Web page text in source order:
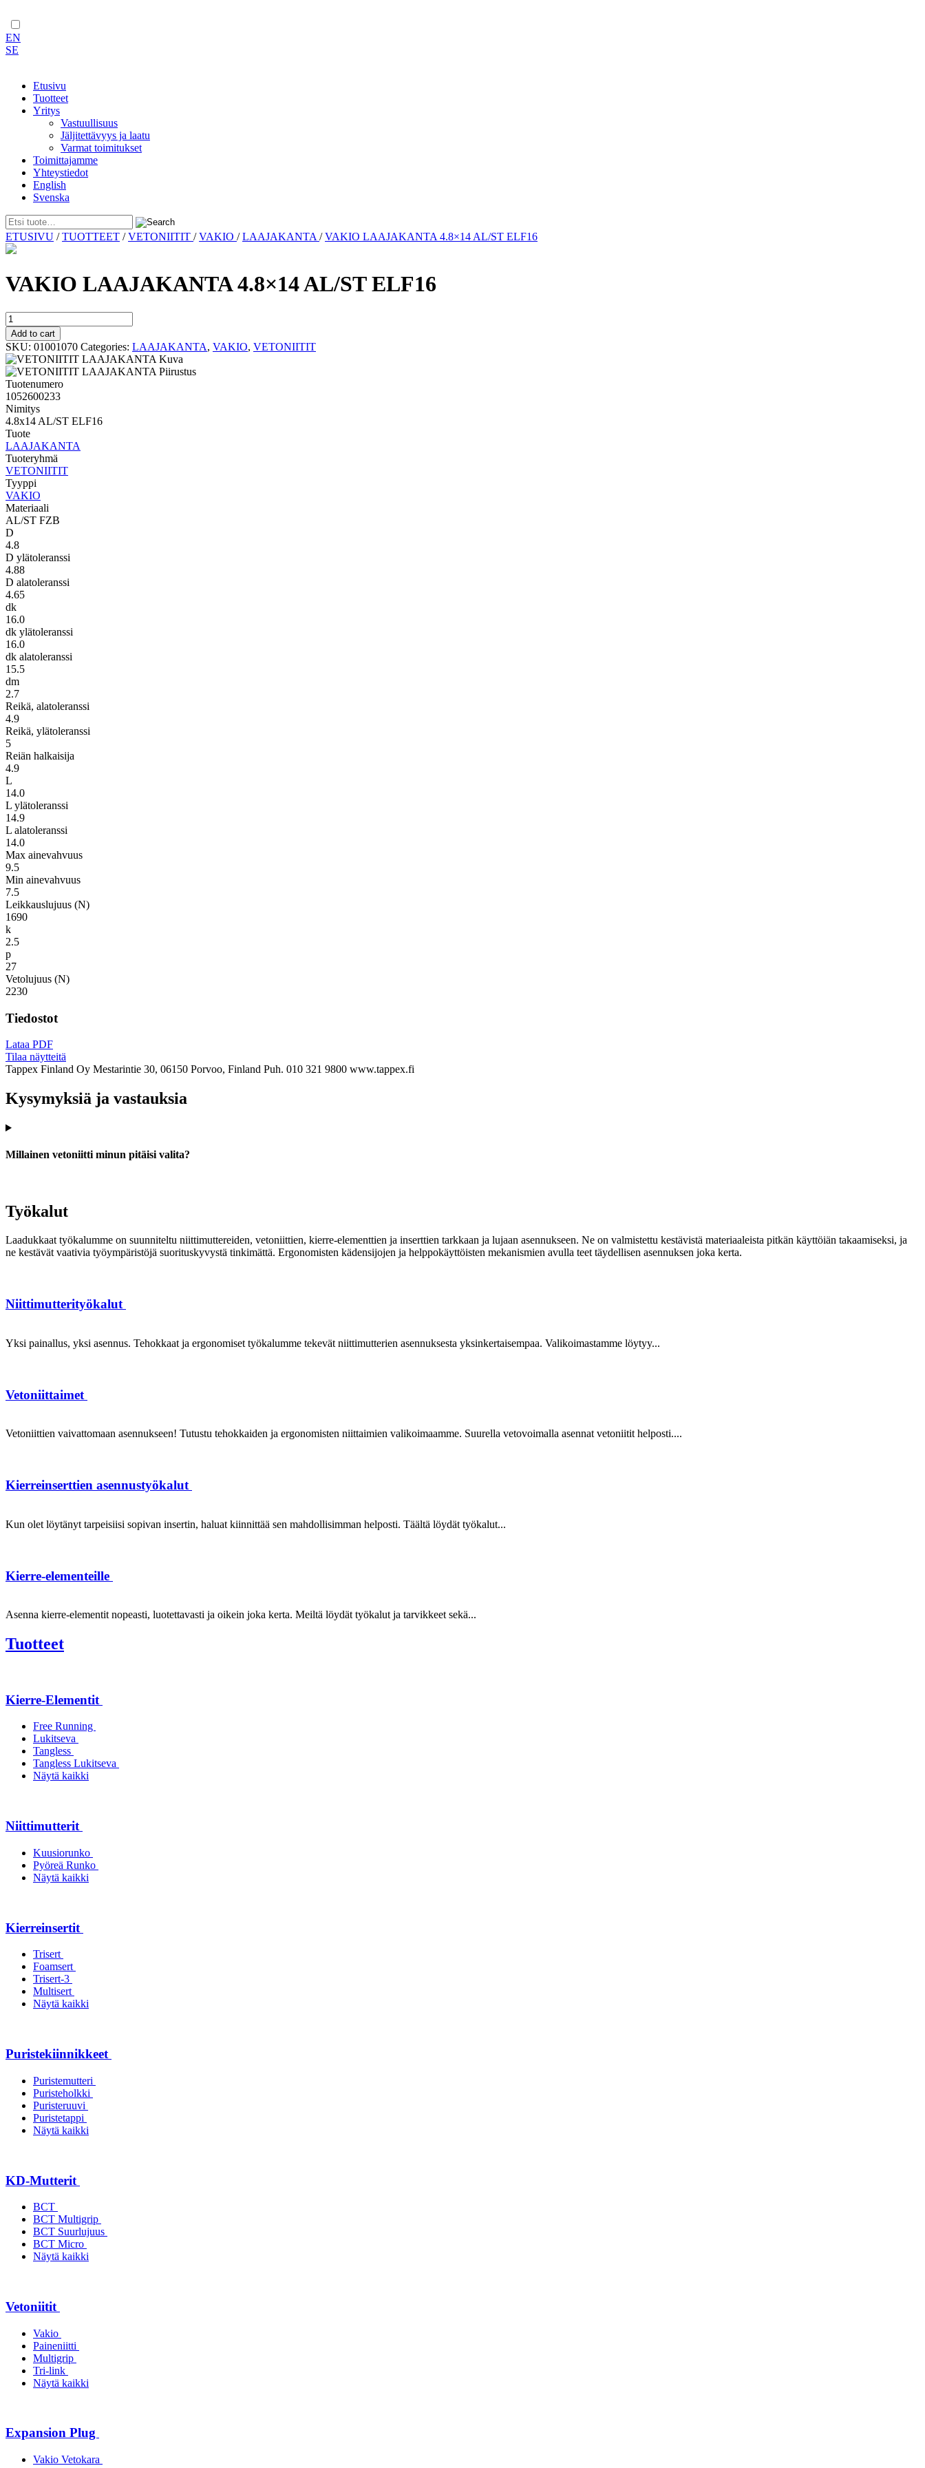
EN
SE
Etusivu
Tuotteet
Yritys
Vastuullisuus
Jäljitettävyys ja laatu
Varmat toimitukset
Toimittajamme
Yhteystiedot
English
Svenska
Skip
to
ETUSIVU /TUOTTEET /VETONIITIT /VAKIO /LAAJAKANTA /VAKIO LAAJAKANTA 4.8×14 AL/ST ELF16
VAKIO LAAJAKANTA 4.8×14 AL/ST ELF16
VAKIO
LAAJAKANTA
4.8x14
AL/ST
ELF16
quantity
Add to cart
SKU: 01001070 Categories: LAAJAKANTA, VAKIO, VETONIITIT
Tuotenumero
1052600233
Nimitys
4.8x14 AL/ST ELF16
Tuote
LAAJAKANTA
Tuoteryhmä
VETONIITIT
Tyyppi
VAKIO
Materiaali
AL/ST FZB
D
4.8
D ylätoleranssi
4.88
D alatoleranssi
4.65
dk
16.0
dk ylätoleranssi
16.0
dk alatoleranssi
15.5
dm
2.7
Reikä, alatoleranssi
4.9
Reikä, ylätoleranssi
5
Reiän halkaisija
4.9
L
14.0
L ylätoleranssi
14.9
L alatoleranssi
14.0
Max ainevahvuus
9.5
Min ainevahvuus
7.5
Leikkauslujuus (N)
1690
k
2.5
p
27
Vetolujuus (N)
2230
Tiedostot
Lataa PDF
Tilaa näytteitä
Tappex Finland Oy Mestarintie 30, 06150 Porvoo, Finland Puh. 010 321 9800 www.tappex.fi
Kysymyksiä ja vastauksia
Millainen vetoniitti minun pitäisi valita?
Työkalut
Laadukkaat työkalumme on suunniteltu niittimuttereiden, vetoniittien, kierre-elementtien ja inserttien tarkkaan ja lujaan asennukseen. Ne on valmistettu kestävistä materiaaleista pitkän käyttöiän takaamiseksi, ja
ne kestävät vaativia työympäristöjä suorituskyvystä tinkimättä. Ergonomisten kädensijojen ja helppokäyttöisten mekanismien avulla teet täydellisen asennuksen joka kerta.
Niittimutterityökalut
Yksi painallus, yksi asennus. Tehokkaat ja ergonomiset työkalumme tekevät niittimutterien asennuksesta yksinkertaisempaa. Valikoimastamme löytyy...
Vetoniittaimet
Vetoniittien vaivattomaan asennukseen! Tutustu tehokkaiden ja ergonomisten niittaimien valikoimaamme. Suurella vetovoimalla asennat vetoniitit helposti....
Kierreinserttien asennustyökalut
Kun olet löytänyt tarpeisiisi sopivan insertin, haluat kiinnittää sen mahdollisimman helposti. Täältä löydät työkalut...
Kierre-elementeille
Asenna kierre-elementit nopeasti, luotettavasti ja oikein joka kerta. Meiltä löydät työkalut ja tarvikkeet sekä...
Tuotteet
Kierre-Elementit
Free Running
Lukitseva
Tangless
Tangless Lukitseva
Näytä kaikki
Niittimutterit
Kuusiorunko
Pyöreä Runko
Näytä kaikki
Kierreinsertit
Trisert
Foamsert
Trisert-3
Multisert
Näytä kaikki
Puristekiinnikkeet
Puristemutteri
Puristeholkki
Puristeruuvi
Puristetappi
Näytä kaikki
KD-Mutterit
BCT
BCT Multigrip
BCT Suurlujuus
BCT Micro
Näytä kaikki
Vetoniitit
Vakio
Paineniitti
Multigrip
Tri-link
Näytä kaikki
Expansion Plug
Vakio Vetokara